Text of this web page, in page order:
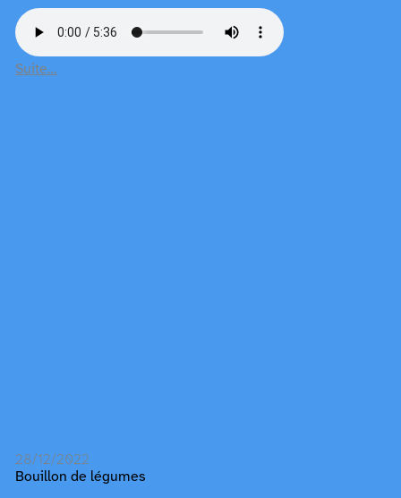
Suite…
28/12/2022
Bouillon de légumes